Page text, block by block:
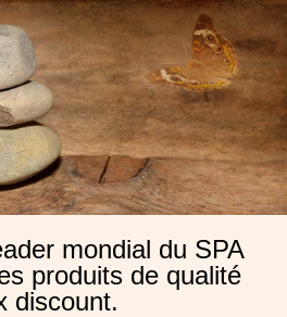
mondial du SPA
produits de qualité
discount.